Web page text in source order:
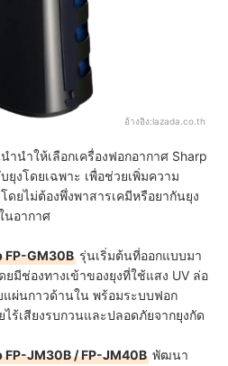
อ้างอิง:lazada.co.th
นำให้เลือกเครื่องฟอกอากาศ Sharp
งโดยเฉพาะ เพื่อช่วยเพิ่มความ
ยไม่ต้องพึ่งพาสารเคมีหรือยากันยุง
นอากาศ
FP-GM30B รุ่นเริ่มต้นที่ออกแบบมา
มีช่องทางเข้าของยุงที่ใช้แสง UV ล่อ
ผ่นกาวด้านใน พร้อมระบบฟอก
ร้เสียงรบกวนและปลอดภัยจากยุงกัด
FP-JM30B / FP-JM40B พัฒนา